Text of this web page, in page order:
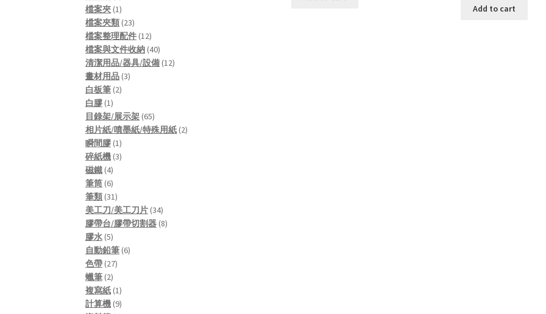
Add to cart
products
檔案夾 11
product
檔案夾類 2323
products
檔案整理配件 1212
products
檔案與文件收納 4040
products
清潔用品/器具/設備 1212
畫材用品 33
白板筆 22
白膠 11
product
目錄架/展示架 6565
products
相片紙/噴墨紙/特殊用紙 22
瞬間膠 11
product
碎紙機 33
磁鐵 44
products
筆筒 66
products
筆類 3131
products
美工刀/美工刀片 3434
products
膠帶台/膠帶切割器 88
膠水 55
products
自動鉛筆 66
色帶 2727
蠟筆 22
products
複寫紙 11
product
計算機 99